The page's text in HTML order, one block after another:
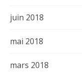
juin 2018
mai 2018
mars 2018